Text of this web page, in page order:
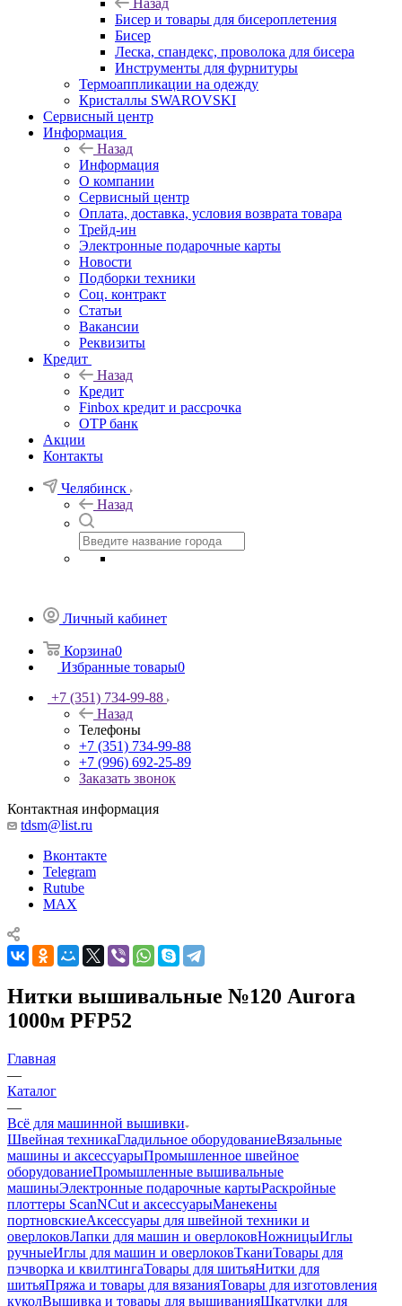
Назад
Бисер и товары для бисероплетения
Бисер
Леска, спандекс, проволока для бисера
Инструменты для фурнитуры
Термоаппликации на одежду
Кристаллы SWAROVSKI
Сервисный центр
Информация
Назад
Информация
О компании
Сервисный центр
Оплата, доставка, условия возврата товара
Трейд-ин
Электронные подарочные карты
Новости
Подборки техники
Соц. контракт
Статьи
Вакансии
Реквизиты
Кредит
Назад
Кредит
Finbox кредит и рассрочка
OTP банк
Акции
Контакты
Челябинск
Назад
Личный кабинет
Корзина0
Избранные товары0
+7 (351) 734-99-88
Назад
Телефоны
+7 (351) 734-99-88
+7 (996) 692-25-89
Заказать звонок
Контактная информация
tdsm@list.ru
Вконтакте
Telegram
Rutube
MAX
Нитки вышивальные №120 Aurora
1000м PFP52
Главная
—
Каталог
—
Всё для машинной вышивки
Швейная техникаГладильное оборудованиеВязальные
машины и аксессуарыПромышленное швейное
оборудованиеПромышленные вышивальные
машиныЭлектронные подарочные картыРаскройные
плоттеры ScanNCut и аксессуарыМанекены
портновскиеАксессуары для швейной техники и
оверлоковЛапки для машин и оверлоковНожницыИглы
ручныеИглы для машин и оверлоковТканиТовары для
пэчворка и квилтингаТовары для шитьяНитки для
шитьяПряжа и товары для вязанияТовары для изготовления
куколВышивка и товары для вышиванияШкатулки для